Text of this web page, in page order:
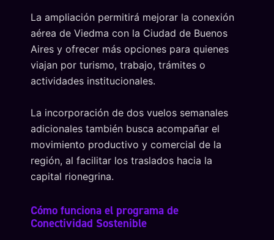
La ampliación permitirá mejorar la conexión
aérea de Viedma con la Ciudad de Buenos
Aires y ofrecer más opciones para quienes
viajan por turismo, trabajo, trámites o
actividades institucionales.
La incorporación de dos vuelos semanales
adicionales también busca acompañar el
movimiento productivo y comercial de la
región, al facilitar los traslados hacia la
capital rionegrina.
Cómo funciona el programa de
Conectividad Sostenible